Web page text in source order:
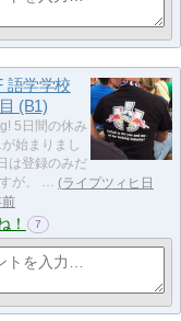
語学学校
(B1)
5日間の休み
始まりまし
は登録のみだ
が、 …
ライプツィヒ日
前
！ 7